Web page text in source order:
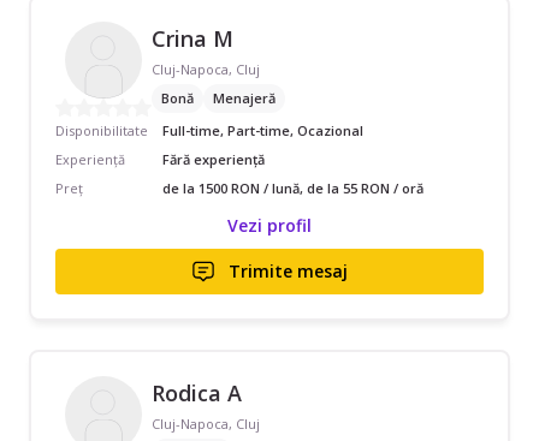
Crina M
Cluj-Napoca, Cluj
Bonă
Menajeră
Disponibilitate
Full-time, Part-time, Ocazional
Experiență
Fără experiență
Preț
de la 1500 RON / lună, de la 55 RON / oră
Vezi profil
Trimite mesaj
Rodica A
Cluj-Napoca, Cluj